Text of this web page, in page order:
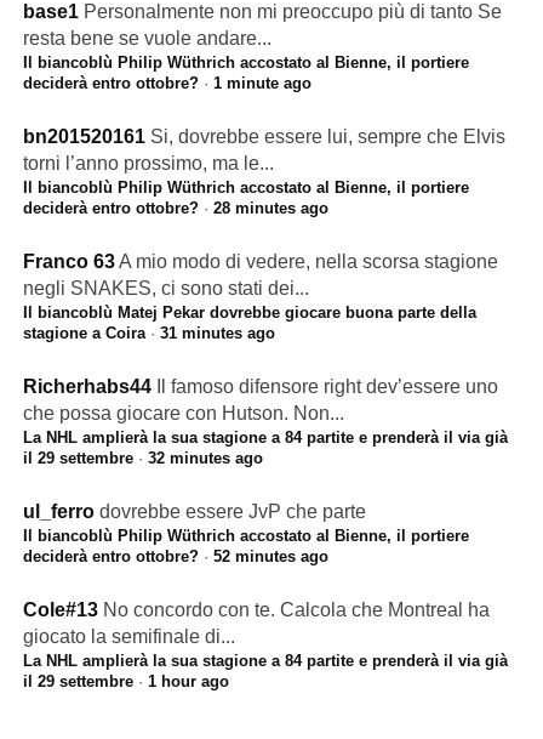
base1 Personalmente non mi preoccupo più di tanto Se
resta bene se vuole andare...
Il biancoblù Philip Wüthrich accostato al Bienne, il portiere
deciderà entro ottobre?· 1 minute ago
bn201520161 Si, dovrebbe essere lui, sempre che Elvis
torni l’anno prossimo, ma le...
Il biancoblù Philip Wüthrich accostato al Bienne, il portiere
deciderà entro ottobre?· 28 minutes ago
Franco 63A mio modo di vedere, nella scorsa stagione
negli SNAKES, ci sono stati dei...
Il biancoblù Matej Pekar dovrebbe giocare buona parte della
stagione a Coira· 31 minutes ago
Richerhabs44
Il famoso difensore right dev’essere uno
che possa giocare con Hutson. Non...
La NHL amplierà la sua stagione a 84 partite e prenderà il via già
il 29 settembre· 32 minutes ago
ul_ferro dovrebbe essere JvP che parte
Il biancoblù Philip Wüthrich accostato al Bienne, il portiere
deciderà entro ottobre?· 52 minutes ago
Cole#13 No concordo con te. Calcola che Montreal ha
giocato la semifinale di...
La NHL amplierà la sua stagione a 84 partite e prenderà il via già
il 29 settembre· 1 hour ago